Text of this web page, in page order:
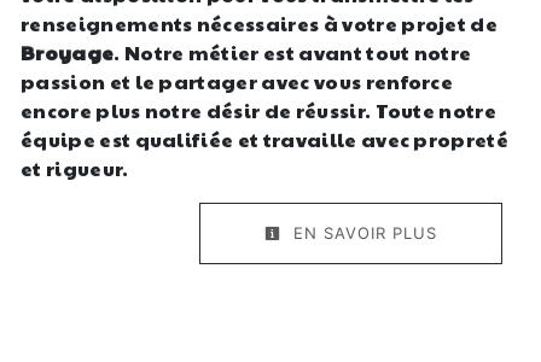
renseignements nécessaires à votre projet de
Broyage. Notre métier est avant tout notre
passion et le partager avec vous renforce
encore plus notre désir de réussir. Toute notre
équipe est qualifiée et travaille avec propreté
et rigueur.
EN SAVOIR PLUS